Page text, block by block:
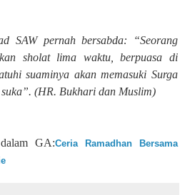
SAW pernah bersabda: “Seorang
sholat lima waktu, berpuasa di
suaminya akan memasuki Surga
(HR. Bukhari dan Muslim)
GA:Ceria Ramadhan Bersama